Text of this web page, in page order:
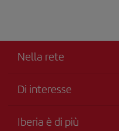
Nella rete
Di interesse
La Sua sicurezza è una priorità
Iberia è di più